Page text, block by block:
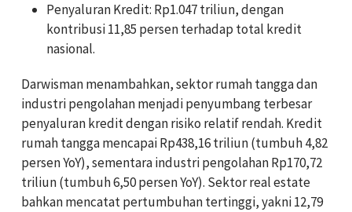
Penyaluran Kredit: Rp1.047 triliun, dengan
kontribusi 11,85 persen terhadap total kredit
nasional.
Darwisman menambahkan, sektor rumah tangga dan
industri pengolahan menjadi penyumbang terbesar
penyaluran kredit dengan risiko relatif rendah. Kredit
rumah tangga mencapai Rp438,16 triliun (tumbuh 4,82
persen YoY), sementara industri pengolahan Rp170,72
triliun (tumbuh 6,50 persen YoY). Sektor real estate
bahkan mencatat pertumbuhan tertinggi, yakni 12,79